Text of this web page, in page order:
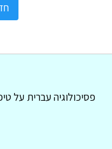
פסיכולוגיה עברית על